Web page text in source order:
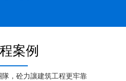
案例
，砼力讓建筑工程更牢靠